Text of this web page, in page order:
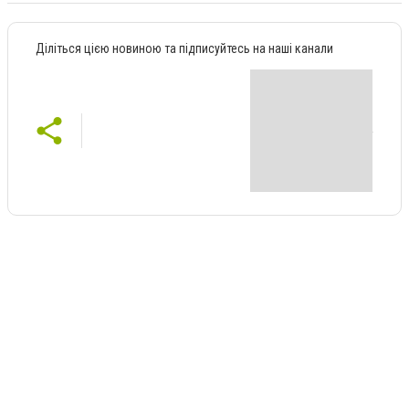
Діліться цією новиною та підписуйтесь на наші канали